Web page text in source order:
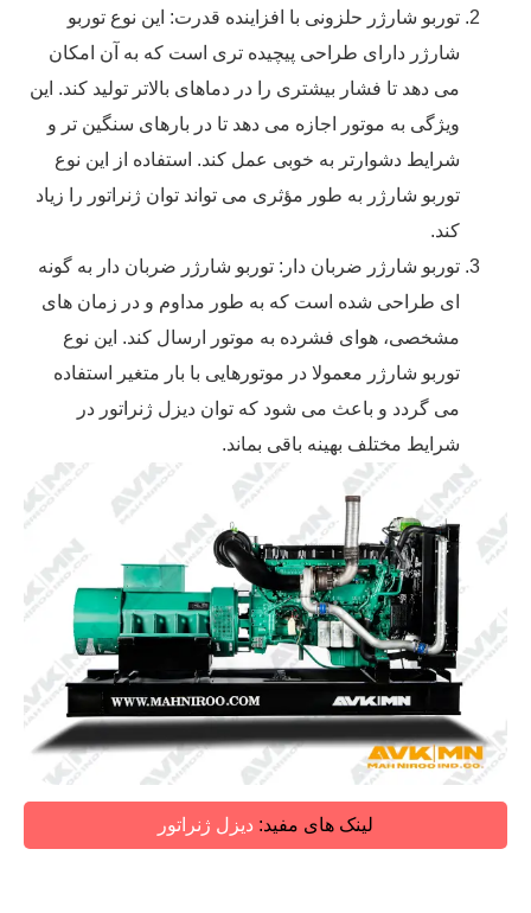
توربو شارژر حلزونی با افزاینده قدرت: این نوع توربو
شارژر دارای طراحی پیچیده ‌تری است که به آن امکان
می ‌دهد تا فشار بیشتری را در دماهای بالاتر تولید کند. این
ویژگی به موتور اجازه می ‌دهد تا در بارهای سنگین ‌تر و
شرایط دشوارتر به خوبی عمل کند. استفاده از این نوع
توربو شارژر به طور مؤثری می ‌تواند توان ژنراتور را زیاد
کند.
توربو شارژر ضربان دار: توربو شارژر ضربان دار به گونه
‌ای طراحی شده است که به طور مداوم و در زمان‌ های
مشخصی، هوای فشرده به موتور ارسال کند. این نوع
توربو شارژر معمولا در موتورهایی با بار متغیر استفاده
می ‌گردد و باعث می ‌شود که توان دیزل ژنراتور در
شرایط مختلف بهینه باقی بماند.
لینک های مفید: دیزل ژنراتور